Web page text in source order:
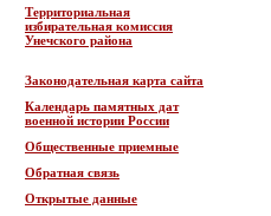
Территориальная
избирательная комиссия
Унечского района
Законодательная карта сайта
Календарь памятных дат
военной истории России
Общественные приемные
Обратная связь
Открытые данные